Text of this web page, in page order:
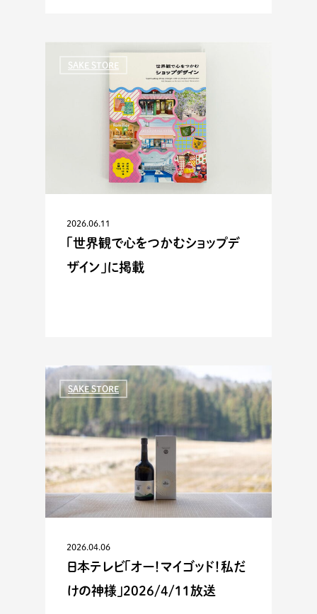
SAKE STORE
2026.06.11
「世界観で心をつかむショップデ
ザイン」に掲載
SAKE STORE
2026.04.06
日本テレビ「オー！マイゴッド！私だ
けの神様」2026/4/11放送